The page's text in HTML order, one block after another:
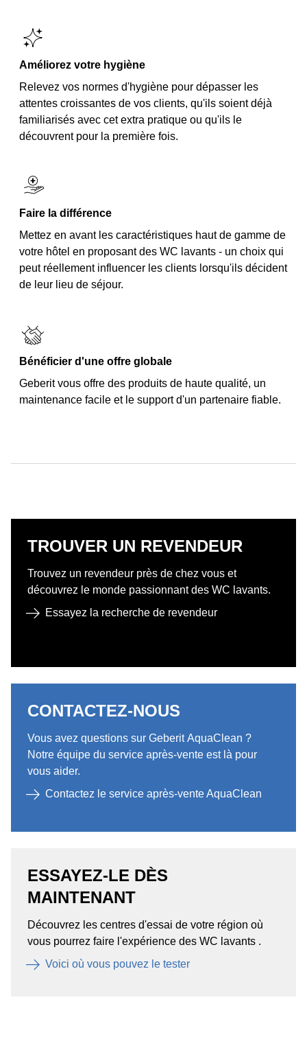
Améliorez votre hygiène
Relevez vos normes d'hygiène pour dépasser les
attentes croissantes de vos clients, qu'ils soient déjà
familiarisés avec cet extra pratique ou qu'ils le
découvrent pour la première fois.
Faire la différence
Mettez en avant les caractéristiques haut de gamme de
votre hôtel en proposant des WC lavants - un choix qui
peut réellement influencer les clients lorsqu'ils décident
de leur lieu de séjour.
Bénéficier d'une offre globale
Geberit vous offre des produits de haute qualité, un
maintenance facile et le support d'un partenaire fiable.
TROUVER UN REVENDEUR
Trouvez un revendeur près de chez vous et
découvrez le monde passionnant des WC lavants.
Essayez la recherche de revendeur
CONTACTEZ-NOUS
Vous avez questions sur Geberit AquaClean ?
Notre équipe du service après-vente est là pour
vous aider.
Contactez le service après-vente AquaClean
ESSAYEZ-LE DÈS
MAINTENANT
Découvrez les centres d'essai de votre région où
vous pourrez faire l'expérience des WC lavants .
Voici où vous pouvez le tester